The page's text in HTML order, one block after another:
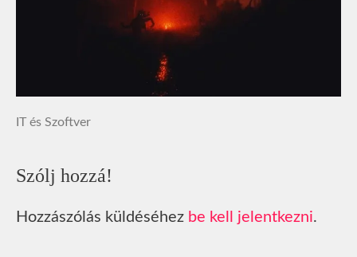
IT és Szoftver
Szólj hozzá!
Hozzászólás küldéséhez be kell jelentkezni.